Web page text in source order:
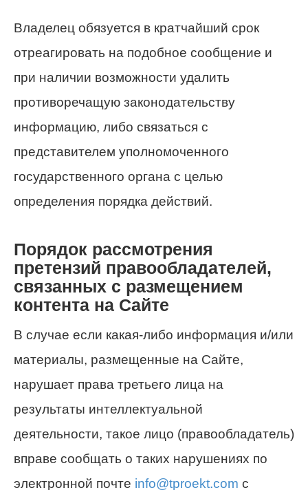
Владелец обязуется в кратчайший срок
отреагировать на подобное сообщение и
при наличии возможности удалить
противоречащую законодательству
информацию, либо связаться с
представителем уполномоченного
государственного органа с целью
определения порядка действий.
Порядок рассмотрения
претензий правообладателей,
связанных с размещением
контента на Сайте
В случае если какая-либо информация и/или
материалы, размещенные на Сайте,
нарушает права третьего лица на
результаты интеллектуальной
деятельности, такое лицо (правообладатель)
вправе сообщать о таких нарушениях по
электронной почте info@tproekt.com с